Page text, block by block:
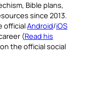
Bible plans,
since 2013.
officialAndroid/iOS
(Read his
the official social